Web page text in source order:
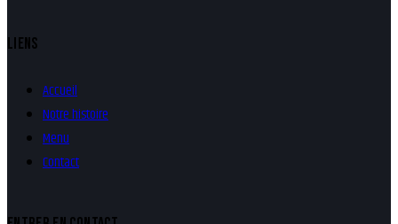
LIENS
Accueil
Notre histoire
Menu
Contact